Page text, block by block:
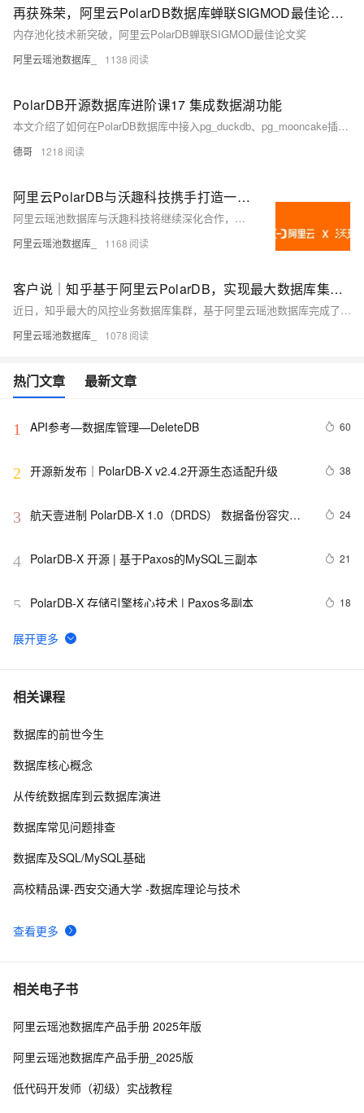
再获殊荣，阿里云PolarDB数据库蝉联SIGMOD最佳论文奖
内存池化技术新突破，阿里云PolarDB蝉联SIGMOD最佳论文奖
阿里云瑶池数据库_ 1138
PolarDB开源数据库进阶课17 集成数据湖功能
本文介绍了如何在PolarDB数据库中接入pg_duckdb、pg_mooncake插件以支持数据湖功能, 可以读写对象存储的远程数据, 支持csv, parquet等格式, 支持delta等框架, 并显著提升OLAP性能。
德哥 1218
阿里云PolarDB与沃趣科技携手打造一体化数据库解决方案，助推国产数据库生态发展
阿里云瑶池数据库与沃趣科技将继续深化合作，共同推动国产数据库技术的持续创新与广泛应用，为行业生态的繁荣注入更强劲的技术动力。
阿里云瑶池数据库_ 1168
客户说｜知乎基于阿里云PolarDB，实现最大数据库集群云原生升级
近日，知乎最大的风控业务数据库集群，基于阿里云瑶池数据库完成了云原生技术架构的升级。此次升级不仅显著提升了系统的高可用性和性能上限，还大幅降低了底层资源成本。
阿里云瑶池数据库_ 1078
热门文章 最新文章
1 API参考—数据库管理—DeleteDB 60
2 开源新发布｜PolarDB-X v2.4.2开源生态适配升级 38
3 航天壹进制 PolarDB-X 1.0（DRDS） 数据备份容灾解
24
4 PolarDB-X 开源 | 基于Paxos的MySQL三副本 21
5 PolarDB-X 存储引擎核心技术 | Paxos多副本 18
6 PolarDB-X 企业级特性之行级访问权限控制
7 PolarDB-X V2.3 集中式和分布式一体化开源发布
8 Linux 环境 国产银河麒麟V10操作系统安装 Polardb-X
10ARM Linux 环境 国产 华为 欧拉 openEuler 20.03 操作
相关课程
查看更多
数据库的前世今生
数据库核心概念
从传统数据库到云数据库演进
数据库常见问题排查
数据库及SQL/MySQL基础
高校精品课-西安交通大学 -数据库理论与技术
相关电子书
阿里云瑶池数据库产品手册 2025年版
阿里云瑶池数据库产品手册_2025版
低代码开发师（初级）实战教程